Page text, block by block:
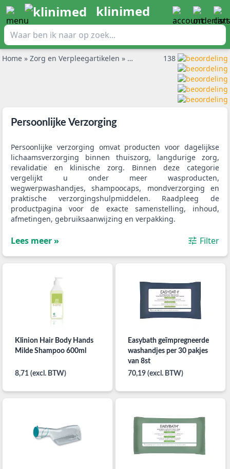
klinimed
Home » Zorg en Verpleegartikelen » Persoonlijke Verzorging
138
Persoonlijke Verzorging
Persoonlijke verzorging omvat producten voor dagelijkse
lichaamsverzorging binnen thuiszorg, langdurige zorg,
revalidatie en klinische zorg. Binnen deze categorie
vergelijkt u onder meer wasproducten,
wegwerpwashandjes, shampoocaps, mondverzorging en
praktische verzorgingshulpmiddelen. Raadpleeg de
productpagina voor de exacte samenstelling, inhoud,
afmetingen, gebruiksaanwijzing en verpakking.
Lees meer » Filter
Klinion Hair Body Hands
Milde Shampoo 600ml
8,71 (excl. BTW)
Easybath geïmpregneerde
washandjes per 30 pakjes
van 8st
70,19 (excl. BTW)